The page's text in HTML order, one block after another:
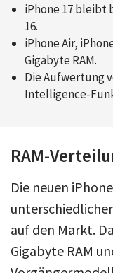
iPhone 17 bleibt
16.
iPhone Air,
Gigabyte RAM.
Die Aufwertung
Intelligence-
RAM-
Die neuen
auf den Markt.
Gigabyte RAM